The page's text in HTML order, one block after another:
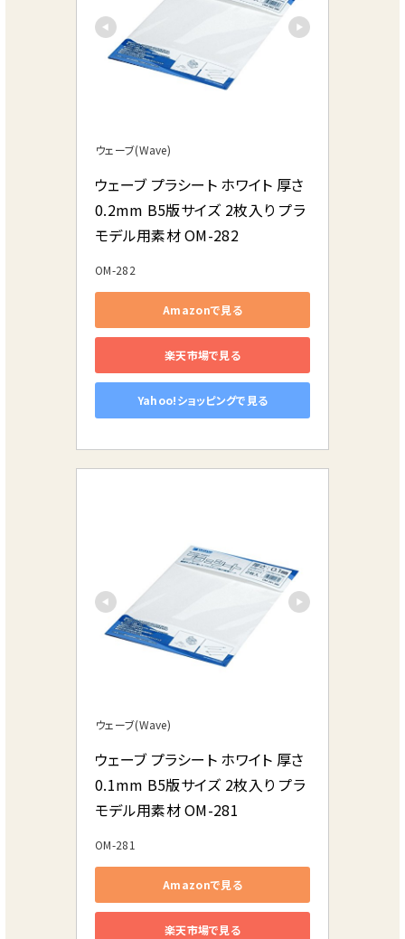
ウェーブ(Wave)
ウェーブ プラシート ホワイト 厚さ
0.2mm B5版サイズ 2枚入り プラ
モデル用素材 OM-282
OM-282
Amazonで見る
楽天市場で見る
Yahoo!ショッピングで見る
ウェーブ(Wave)
ウェーブ プラシート ホワイト 厚さ
0.1mm B5版サイズ 2枚入り プラ
モデル用素材 OM-281
OM-281
Amazonで見る
楽天市場で見る